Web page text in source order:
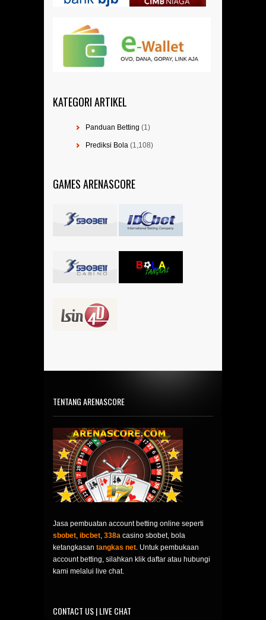
KATEGORI ARTIKEL
Panduan Betting (1)
Prediksi Bola (1,108)
GAMES ARENASCORE
TENTANG ARENASCORE
Jasa pembuatan account betting online seperti
sbobet, ibcbet, 338a casino sbobet, bola
ketangkasan tangkas net. Untuk pembukaan
account betting, silahkan klik daftar atau hubungi
kami melalui live chat.
CONTACT US | LIVE CHAT